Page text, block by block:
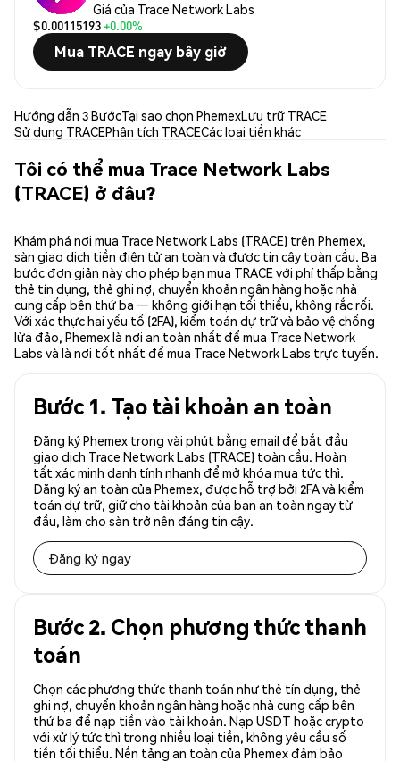
Giá của Trace Network Labs
$0.00115193+0.00%
Mua TRACE ngay bây giờ
Hướng dẫn 3 BướcTại sao chọn PhemexLưu trữ TRACE
Sử dụng TRACEPhân tích TRACECác loại tiền khác
Tôi có thể mua Trace Network Labs
(TRACE) ở đâu?
Khám phá nơi mua Trace Network Labs (TRACE) trên Phemex,
sàn giao dịch tiền điện tử an toàn và được tin cậy toàn cầu. Ba
bước đơn giản này cho phép bạn mua TRACE với phí thấp bằng
thẻ tín dụng, thẻ ghi nợ, chuyển khoản ngân hàng hoặc nhà
cung cấp bên thứ ba — không giới hạn tối thiểu, không rắc rối.
Với xác thực hai yếu tố (2FA), kiểm toán dự trữ và bảo vệ chống
lừa đảo, Phemex là nơi an toàn nhất để mua Trace Network
Labs và là nơi tốt nhất để mua Trace Network Labs trực tuyến.
Bước 1. Tạo tài khoản an toàn
Đăng ký Phemex trong vài phút bằng email để bắt đầu
giao dịch Trace Network Labs (TRACE) toàn cầu. Hoàn
tất xác minh danh tính nhanh để mở khóa mua tức thì.
Đăng ký an toàn của Phemex, được hỗ trợ bởi 2FA và kiểm
toán dự trữ, giữ cho tài khoản của bạn an toàn ngay từ
đầu, làm cho sàn trở nên đáng tin cậy.
Đăng ký ngay
Bước 2. Chọn phương thức thanh
toán
Chọn các phương thức thanh toán như thẻ tín dụng, thẻ
ghi nợ, chuyển khoản ngân hàng hoặc nhà cung cấp bên
thứ ba để nạp tiền vào tài khoản. Nạp USDT hoặc crypto
với xử lý tức thì trong nhiều loại tiền, không yêu cầu số
tiền tối thiểu. Nền tảng an toàn của Phemex đảm bảo